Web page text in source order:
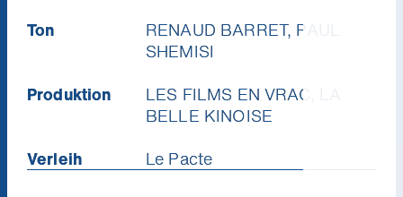
Ton
RENAUD BARRET, PAUL
SHEMISI
Produktion
LES FILMS EN VRAC, LA
BELLE KINOISE
Verleih
Le Pacte